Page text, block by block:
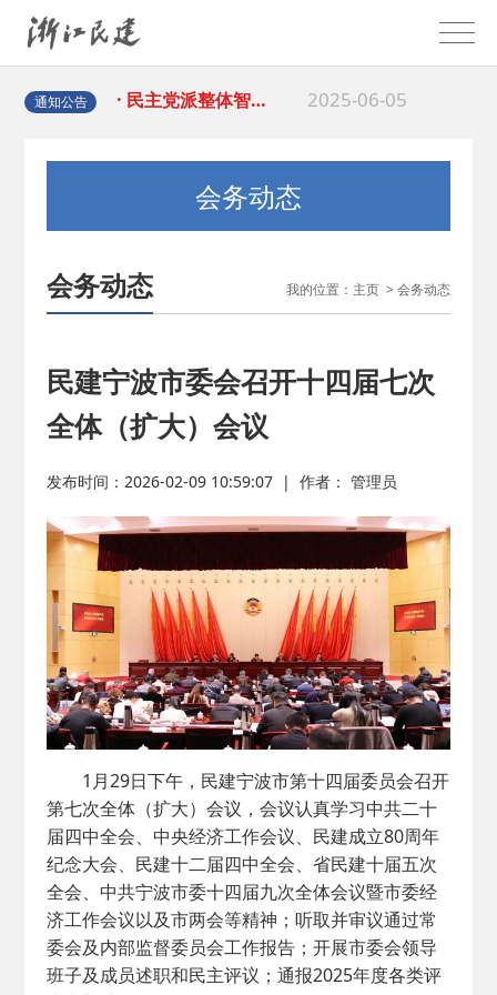
通知公告
· 中国民主建国会…
· 民主党派整体智… 2025-06-05
· 民建省委会民主… 2025-04-10
· 中国民主建国会… 2025-02-24
· 中国民主建国会… 2024-08-28
· 中国民主建国会… 2024-03-04
· 民建北仑六支部…
· 中国民主建国会… 2025-08-28
· 民主党派整体智… 2025-06-05
· 民建省委会民主… 2025-04-10
· 中国民主建国会… 2025-02-24
· 中国民主建国会… 2024-08-28
· 中国民主建国会… 2024-03-04
会务动态
会务动态 我的位置： 主页> 会务动态
民建宁波市委会召开十四届七次
全体（扩大）会议
发布时间：2026-02-09 10:59:07 |作者： 管理员
1月29日下午，民建宁波市第十四届委员会召开
第七次全体（扩大）会议，会议认真学习中共二十
届四中全会、中央经济工作会议、民建成立80周年
纪念大会、民建十二届四中全会、省民建十届五次
全会、中共宁波市委十四届九次全体会议暨市委经
济工作会议以及市两会等精神；听取并审议通过常
委会及内部监督委员会工作报告；开展市委会领导
班子及成员述职和民主评议；通报2025年度各类评